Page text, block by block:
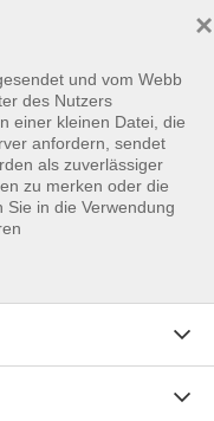
VHS-Haus,
Von-der-
47798 Krefeld
Raum A.1.03
Kontakt:
+492151 86-
+492151 86-
und vom Webb
des Nutzers
einer kleinen Datei, die
anfordern, sendet
als zuverlässiger
zu merken oder die
Sie in die Verwendung
×